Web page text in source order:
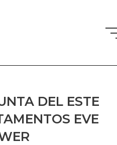
DEL ESTE
EVE